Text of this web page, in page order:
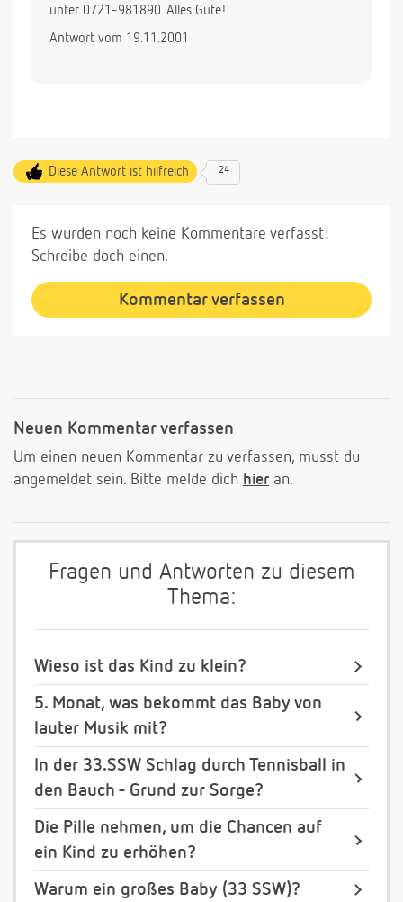
unter 0721-981890. Alles Gute!
Antwort vom 19.11.2001
Diese Antwort ist hilfreich 24
Es wurden noch keine Kommentare verfasst!
Schreibe doch einen.
Kommentar verfassen
Neuen Kommentar verfassen
Um einen neuen Kommentar zu verfassen, musst du
angemeldet sein. Bitte melde dich hier an.
Fragen und Antworten zu diesem
Thema:
Wieso ist das Kind zu klein?
5. Monat, was bekommt das Baby von
lauter Musik mit?
In der 33.SSW Schlag durch Tennisball in
den Bauch - Grund zur Sorge?
Die Pille nehmen, um die Chancen auf
ein Kind zu erhöhen?
Warum ein großes Baby (33 SSW)?